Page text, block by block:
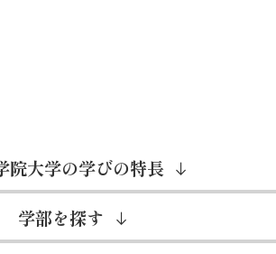
院大学の学びの特長
学部を探す